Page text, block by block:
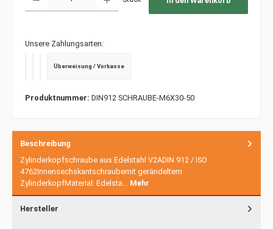
Unsere Zahlungsarten:
Überweisung / Vorkasse
Produktnummer: DIN912 SCHRAUBE-M6X30-50
Beschreibung
Zylinderkopfschraube aus Edelstahl V2ADIN 912 / ISO
4762Innensechskantschraubemit gerändeltem
ZylinderkopfMaterial: Edelsta… Mehr
Hersteller